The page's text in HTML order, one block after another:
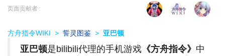
跳
航
跳
索
页面贡献者 :
方舟指令WIKI > 誓灵图鉴 > 亚巴顿
亚巴顿是bilibili代理的手机游戏 《方舟指令》 中